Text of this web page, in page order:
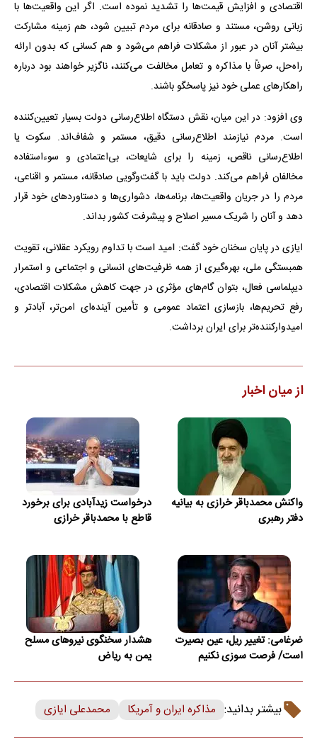
اقتصادی و افزایش قیمت‌ها را تشدید نموده است. اگر این واقعیت‌ها با
زبانی روشن، مستند و صادقانه برای مردم تبیین شود، هم زمینه مشارکت
بیشتر آنان در عبور از مشکلات فراهم می‌شود و هم کسانی که بدون ارائه
راه‌حل، صرفاً با مذاکره و تعامل مخالفت می‌کنند، ناگزیر خواهند بود درباره
راهکارهای عملی خود نیز پاسخگو باشند.
وی افزود: در این میان، نقش دستگاه اطلاع‌رسانی دولت بسیار تعیین‌کننده
است. مردم نیازمند اطلاع‌رسانی دقیق، مستمر و شفاف‌اند. سکوت یا
اطلاع‌رسانی ناقص، زمینه را برای شایعات، بی‌اعتمادی و سوءاستفاده
مخالفان فراهم می‌کند. دولت باید با گفت‌وگویی صادقانه، مستمر و اقناعی،
مردم را در جریان واقعیت‌ها، برنامه‌ها، دشواری‌ها و دستاوردهای خود قرار
دهد و آنان را شریک مسیر اصلاح و پیشرفت کشور بداند.
ایازی در پایان سخنان خود گفت: امید است با تداوم رویکرد عقلانی، تقویت
همبستگی ملی، بهره‌گیری از همه ظرفیت‌های انسانی و اجتماعی و استمرار
دیپلماسی فعال، بتوان گام‌های مؤثری در جهت کاهش مشکلات اقتصادی،
رفع تحریم‌ها، بازسازی اعتماد عمومی و تأمین آینده‌ای امن‌تر، آبادتر و
امیدوارکننده‌تر برای ایران برداشت.
از میان اخبار
واکنش محمدباقر خرازی به بیانیه
دفتر رهبری
درخواست زیدآبادی برای برخورد
قاطع با محمدباقر خرازی
ضرغامی: تغییر ریل، عین بصیرت
است/ فرصت سوزی نکنیم
هشدار سخنگوی نیروهای مسلح
یمن به ریاض
بیشتر بدانید: مذاکره ایران و آمریکا محمدعلی ایازی